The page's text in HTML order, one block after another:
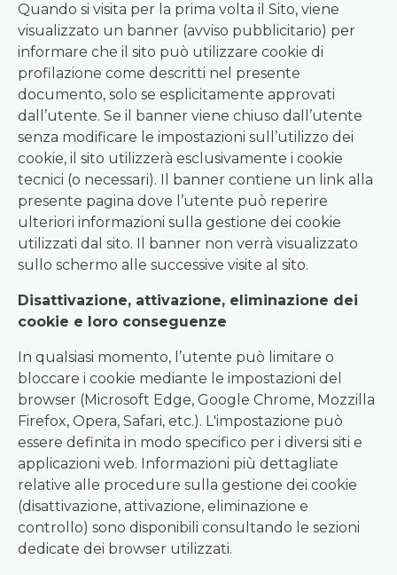
Quando si visita per la prima volta il Sito, viene
visualizzato un banner (avviso pubblicitario) per
informare che il sito può utilizzare cookie di
profilazione come descritti nel presente
documento, solo se esplicitamente approvati
dall’utente. Se il banner viene chiuso dall’utente
senza modificare le impostazioni sull’utilizzo dei
cookie, il sito utilizzerà esclusivamente i cookie
tecnici (o necessari). Il banner contiene un link alla
presente pagina dove l’utente può reperire
ulteriori informazioni sulla gestione dei cookie
utilizzati dal sito. Il banner non verrà visualizzato
sullo schermo alle successive visite al sito.
Disattivazione, attivazione, eliminazione dei
cookie e loro conseguenze
In qualsiasi momento, l’utente può limitare o
bloccare i cookie mediante le impostazioni del
browser (Microsoft Edge, Google Chrome, Mozzilla
Firefox, Opera, Safari, etc.). L'impostazione può
essere definita in modo specifico per i diversi siti e
applicazioni web. Informazioni più dettagliate
relative alle procedure sulla gestione dei cookie
(disattivazione, attivazione, eliminazione e
controllo) sono disponibili consultando le sezioni
dedicate dei browser utilizzati.